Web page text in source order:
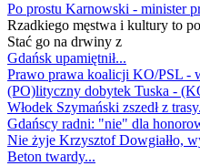
Po prostu Karnowski - minister
Rzadkiego męstwa i kultury to
Stać go na drwiny z
Gdańsk upamiętnił...
Prawo prawa koalicji KO/PSL -
(PO)lityczny dobytek Tuska -
Włodek Szymański zszedł z
Gdańscy radni: "nie" dla
Nie żyje Krzysztof Dowgiałło,
Beton twardy...